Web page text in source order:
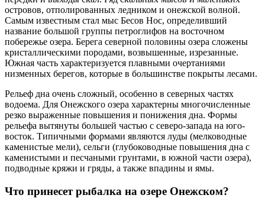
островов, отполированных ледником и онежской волной.
Самым известным стал мыс Бесов Нос, определивший
название большой группы петроглифов на восточном
побережье озера. Берега северной половины озера сложены
кристаллическими породами, возвышенные, изрезанные.
Южная часть характеризуется плавными очертаниями
низменных берегов, которые в большинстве покрыты лесами.
Рельеф дна очень сложный, особенно в северных частях
водоема. Для Онежского озера характерны многочисленные
резко выраженные повышения и понижения дна. Формы
рельефа вытянуты большей частью с северо-запада на юго-
восток. Типичными формами являются луды (мелководные
каменистые мели), сельги (глубоководные повышения дна с
каменистыми и песчаными грунтами, в южной части озера),
подводные кряжи и гряды, а также впадины и ямы.
Что принесет рыбалка на озере Онежском?